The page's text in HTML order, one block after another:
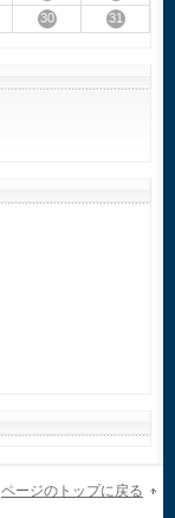
30 31
ページのトップに戻る